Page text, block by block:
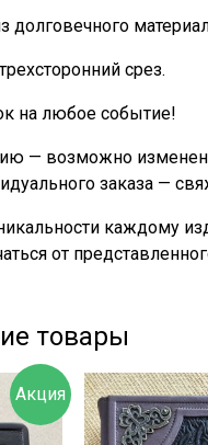
долговечного
срез.
на любое событие!
— возможно
заказа —
каждому
от
товары
Акция